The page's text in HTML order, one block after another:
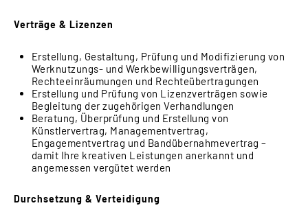
Verträge & Lizenzen
Erstellung, Gestaltung, Prüfung und Modifizierung von
Werknutzungs- und Werkbewilligungsverträgen,
Rechteeinräumungen und Rechteübertragungen
Erstellung und Prüfung von Lizenzverträgen sowie
Begleitung der zugehörigen Verhandlungen
Beratung, Überprüfung und Erstellung von
Künstlervertrag, Managementvertrag,
Engagementvertrag und Bandübernahmevertrag –
damit Ihre kreativen Leistungen anerkannt und
angemessen vergütet werden
Durchsetzung & Verteidigung